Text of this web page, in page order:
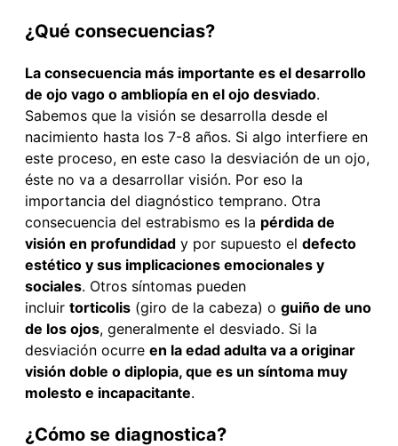
¿Qué consecuencias?
La consecuencia más importante es el desarrollo
de ojo vago o ambliopía en el ojo desviado.
Sabemos que la visión se desarrolla desde el
nacimiento hasta los 7-8 años. Si algo interfiere en
este proceso, en este caso la desviación de un ojo,
éste no va a desarrollar visión. Por eso la
importancia del diagnóstico temprano. Otra
consecuencia del estrabismo es la pérdida de
visión en profundidad y por supuesto el defecto
estético y sus implicaciones emocionales y
sociales. Otros síntomas pueden
incluir torticolis (giro de la cabeza) o guiño de uno
de los ojos, generalmente el desviado. Si la
desviación ocurre en la edad adulta va a originar
visión doble o diplopia, que es un síntoma muy
molesto e incapacitante.
¿Cómo se diagnostica?